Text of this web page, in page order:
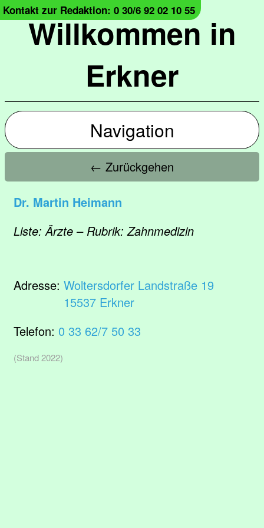
Willkommen in
Erkner
Kontakt zur Redaktion: 0 30/6 92 02 10 55
Navigation
← Zurückgehen
Dr. Martin Heimann
Liste: Ärzte – Rubrik: Zahnmedizin
Adresse: Woltersdorfer Landstraße 19
15537 Erkner
Telefon: 0 33 62/7 50 33
(Stand 2022)